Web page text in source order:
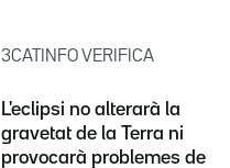
3CATINFO VERIFICA
L'eclipsi no alterarà la
gravetat de la Terra ni
provocarà problemes de